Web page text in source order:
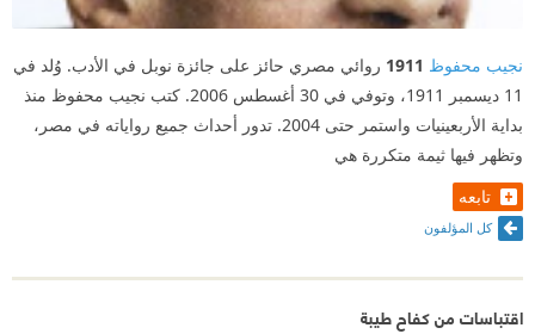
نجيب محفوظ 1911 روائي مصري حائز على جائزة نوبل في الأدب. وُلد في
11 ديسمبر 1911، وتوفي في 30 أغسطس 2006. كتب نجيب محفوظ منذ
بداية الأربعينيات واستمر حتى 2004. تدور أحداث جميع رواياته في مصر،
وتظهر فيها ثيمة متكررة هي
تابعه
كل المؤلفون
اقتباسات من كفاح طيبة